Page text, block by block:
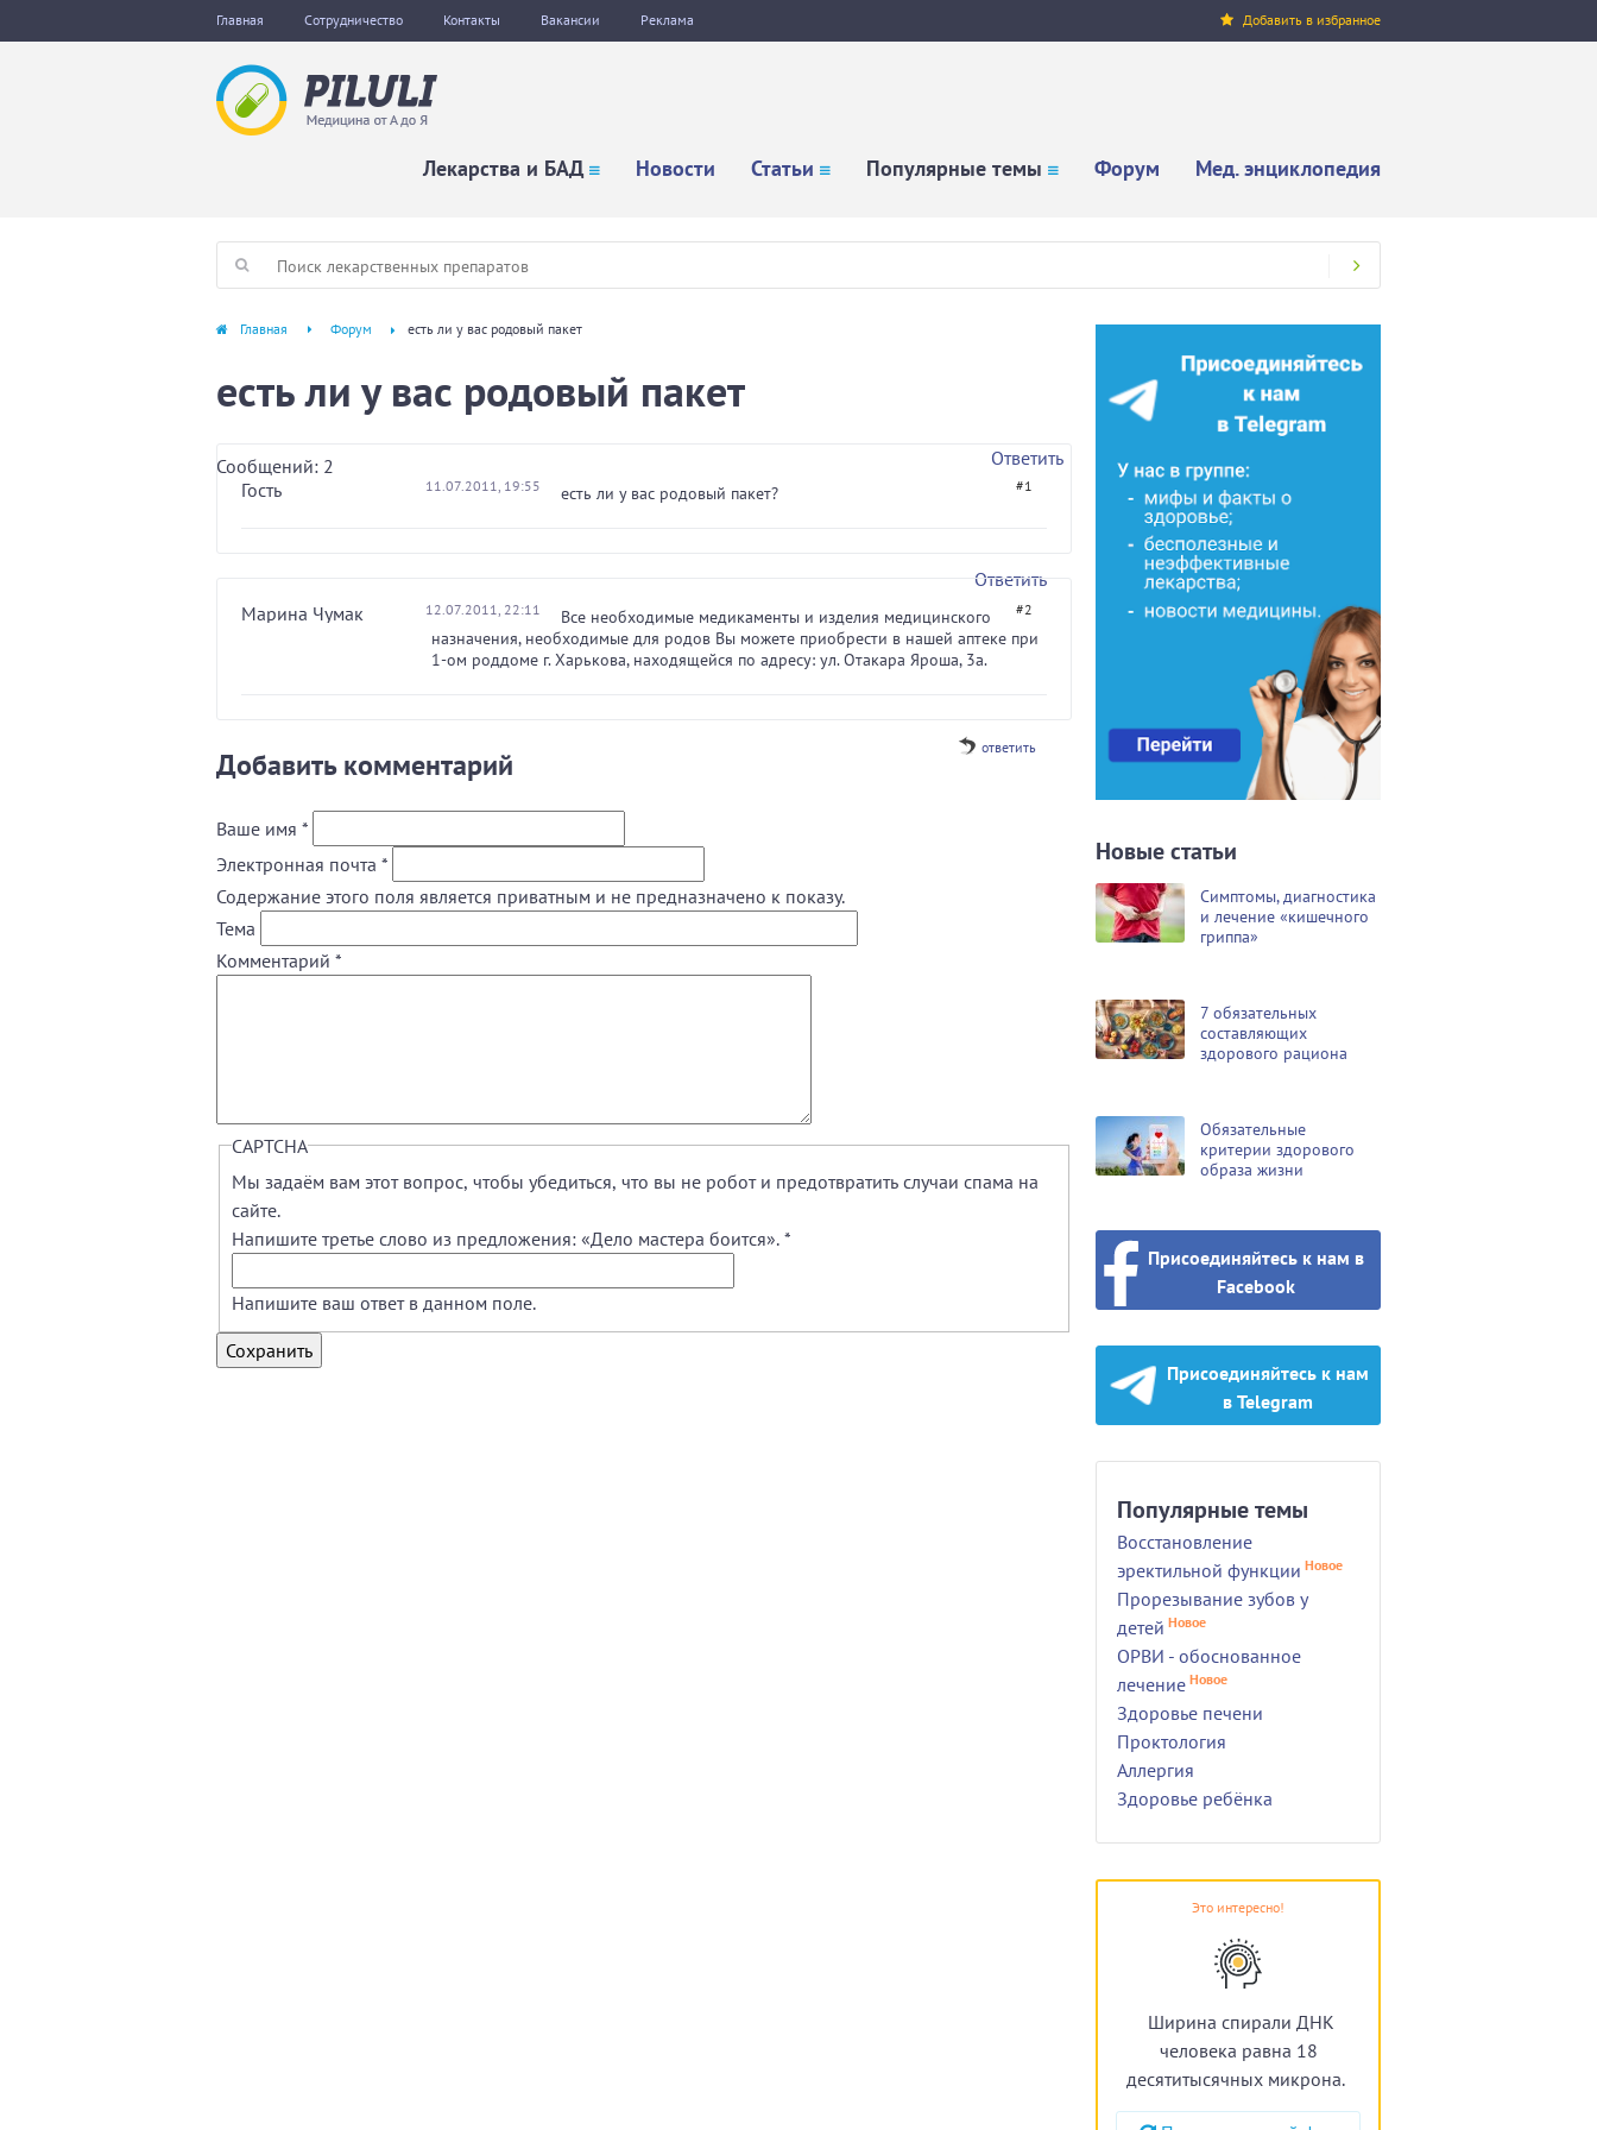
Главная Сотрудничество Контакты Вакансии Реклама Добавить в избранное
Лекарства и БАД Новости Статьи Популярные темы Форум Мед. энциклопедия
Главная Форум есть ли у вас родовый пакет
есть ли у вас родовый пакет
Сообщений: 2
Ответить
Гость
11.07.2011, 19:55 #1
есть ли у вас родовый пакет?
Ответить
Марина Чумак
12.07.2011, 22:11 #2
Все необходимые медикаменты и изделия медицинского
назначения, необходимые для родов Вы можете приобрести в нашей аптеке при
1-ом роддоме г. Харькова, находящейся по адресу: ул. Отакара Яроша, 3а.
ответить
Добавить комментарий
Ваше имя *
Электронная почта *
Содержание этого поля является приватным и не предназначено к показу.
Тема
Комментарий *
CAPTCHA
Мы задаём вам этот вопрос, чтобы убедиться, что вы не робот и предотвратить случаи спама на
сайте.
Напишите третье слово из предложения: «Дело мастера боится». *
Напишите ваш ответ в данном поле.
Новые статьи
Симптомы, диагностика
и лечение «кишечного
гриппа»
7 обязательных
составляющих
здорового рациона
Обязательные
критерии здорового
образа жизни
Присоединяйтесь к нам в
Facebook
Присоединяйтесь к нам
в Telegram
Популярные темы
Восстановление
эректильной функции Новое
Прорезывание зубов у
детей Новое
ОРВИ - обоснованное
лечение Новое
Здоровье печени
Проктология
Аллергия
Здоровье ребёнка
Это интересно!
Ширина спирали ДНК
человека равна 18
десятитысячных микрона.